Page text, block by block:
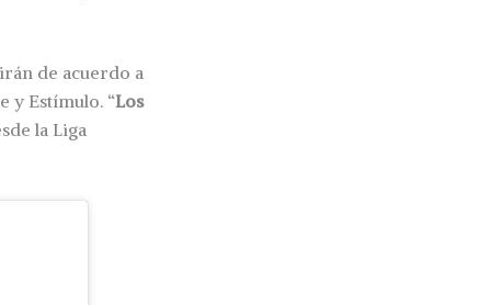
de acuerdo a
y Estímulo. “Los
la Liga